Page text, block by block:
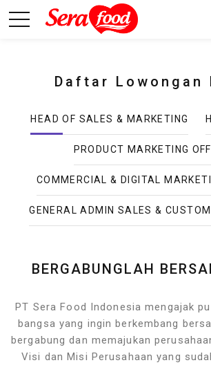
Daftar Lowongan
HEAD OF SALES & MARKETING
PRODUCT MARKETING
COMMERCIAL & DIGITAL
GENERAL ADMIN SALES &
BERGABUNGLAH
PT Sera Food Indonesia mengajak
bangsa yang ingin berkembang
bergabung dan memajukan
Visi dan Misi Perusahaan yang